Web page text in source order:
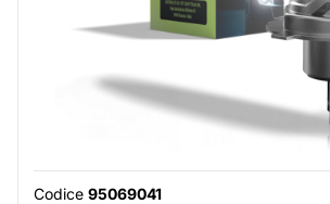
Codice 95069041